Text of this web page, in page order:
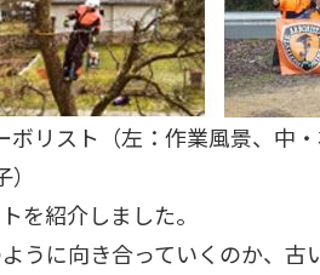
ボリスト（左：作業風景、中
を紹介しました。
うに向き合っていくのか、